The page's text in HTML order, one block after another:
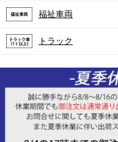
福祉車両
トラック